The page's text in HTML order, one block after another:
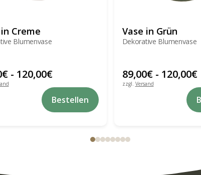
Creme
Blumenvase
€- 120,00€
Bestellen
Produkt
auf.
Die
Vase in Grün
Dekorative Blumenvase
89,00€- 120,00€
zzgl. Versand